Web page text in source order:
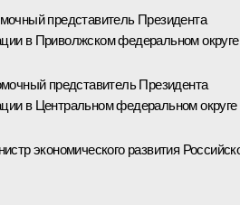
представитель Президента
в Приволжском федеральном округе
представитель Президента
в Центральном федеральном округе
экономического развития